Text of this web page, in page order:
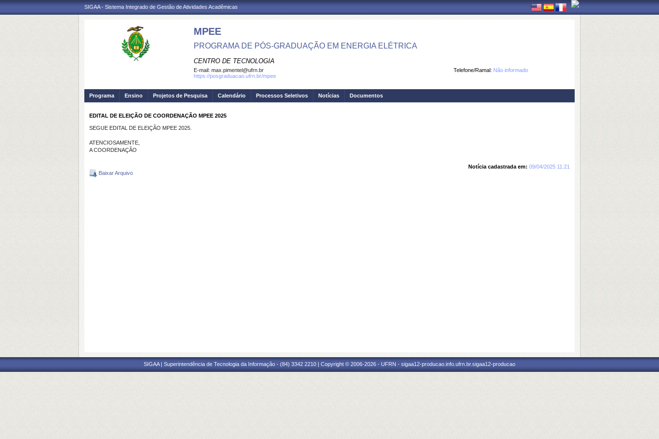
SIGAA - Sistema Integrado de Gestão de Atividades Acadêmicas
MPEE
PROGRAMA DE PÓS-GRADUAÇÃO EM ENERGIA ELÉTRICA
CENTRO DE TECNOLOGIA
Telefone/Ramal: Não informado
E-mail: max.pimentel@ufrn.br
https://posgraduacao.ufrn.br/mpee
Programa Ensino Projetos de Pesquisa Calendário Processos Seletivos Notícias Documentos
EDITAL DE ELEIÇÃO DE COORDENAÇÃO MPEE 2025
SEGUE EDITAL DE ELEIÇÃO MPEE 2025.
ATENCIOSAMENTE,
A COORDENAÇÃO
Notícia cadastrada em: 09/04/2025 11:21
Baixar Arquivo
SIGAA | Superintendência de Tecnologia da Informação - (84) 3342 2210 | Copyright © 2006-2026 - UFRN - sigaa12-producao.info.ufrn.br.sigaa12-producao